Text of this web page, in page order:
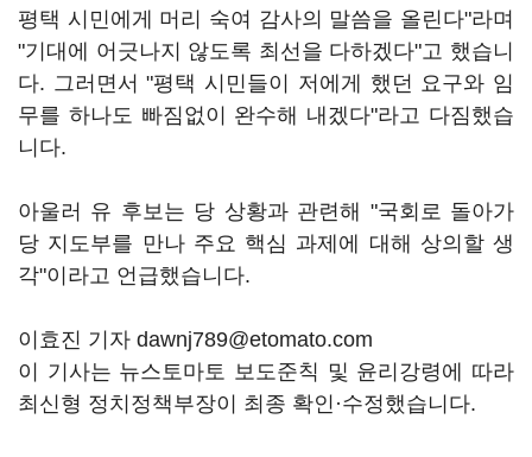
평택 시민에게 머리 숙여 감사의 말씀을 올린다"라며
"기대에 어긋나지 않도록 최선을 다하겠다"고 했습니
다. 그러면서 "평택 시민들이 저에게 했던 요구와 임
무를 하나도 빠짐없이 완수해 내겠다"라고 다짐했습
니다.
아울러 유 후보는 당 상황과 관련해 "국회로 돌아가
당 지도부를 만나 주요 핵심 과제에 대해 상의할 생
각"이라고 언급했습니다.
이효진 기자 dawnj789@etomato.com
이 기사는 뉴스토마토 보도준칙 및 윤리강령에 따라
최신형 정치정책부장이 최종 확인·수정했습니다.